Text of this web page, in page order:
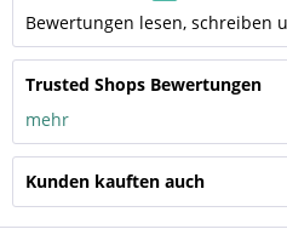
Bewertungen lesen, schreiben
Trusted Shops Bewertungen
mehr
Kunden kauften auch